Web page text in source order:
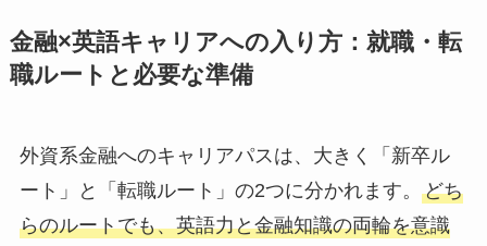
金融×英語キャリアへの入り方：就職・転
職ルートと必要な準備
外資系金融へのキャリアパスは、大きく「新卒ル
ート」と「転職ルート」の2つに分かれます。 どち
らのルートでも、英語力と金融知識の両輪を意識